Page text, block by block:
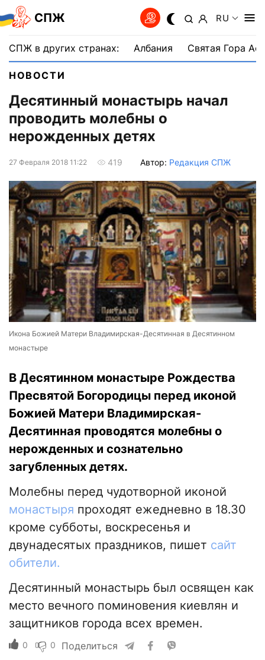
СПЖ RU
СПЖ в других странах: Албания Святая Гора
НОВОСТИ
Десятинный монастырь начал
проводить молебны о
нерожденных детях
27 Февраля 2018 11:22 419 Автор: Редакция СПЖ
Икона Божией Матери Владимирская-Десятинная в Десятинном
монастыре
В Десятинном монастыре Рождества
Пресвятой Богородицы перед иконой
Божией Матери Владимирская-
Десятинная проводятся молебны о
нерожденных и сознательно
загубленных детях.
Молебны перед чудотворной иконой
монастыря проходят ежедневно в 18.30
кроме субботы, воскресенья и
двунадесятых праздников, пишет сайт
обители.
Десятинный монастырь был освящен как
место вечного поминовения киевлян и
защитников города всех времен.
0 0 Поделиться